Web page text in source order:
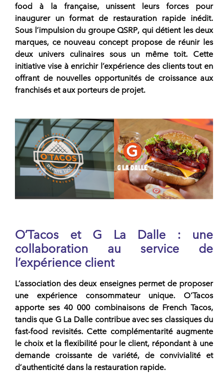
food à la française, unissent leurs forces pour
inaugurer un format de restauration rapide inédit.
Sous l’impulsion du groupe QSRP, qui détient les deux
marques, ce nouveau concept propose de réunir les
deux univers culinaires sous un même toit. Cette
initiative vise à enrichir l’expérience des clients tout en
offrant de nouvelles opportunités de croissance aux
franchisés et aux porteurs de projet.
O’Tacos et G La Dalle : une
collaboration au service de
l’expérience client
L’association des deux enseignespermet de proposer
une expérience consommateur unique. O’Tacos
apporte ses 40 000 combinaisons de French Tacos,
tandis que G La Dalle contribue avec ses classiques du
fast-food revisités. Cette complémentarité augmente
le choix et la flexibilité pour le client, répondant à une
demande croissante de variété, de convivialité et
d’authenticité dans la restauration rapide.